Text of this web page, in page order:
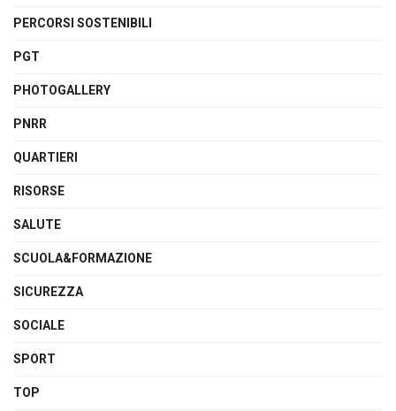
PERCORSI SOSTENIBILI
PGT
PHOTOGALLERY
PNRR
QUARTIERI
RISORSE
SALUTE
SCUOLA&FORMAZIONE
SICUREZZA
SOCIALE
SPORT
TOP